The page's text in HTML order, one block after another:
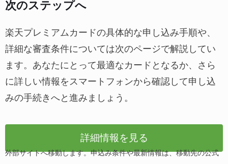
次のステップへ
楽天プレミアムカードの具体的な申し込み手順や、
詳細な審査条件については次のページで解説してい
ます。あなたにとって最適なカードとなるか、さら
に詳しい情報をスマートフォンから確認して申し込
みの手続きへと進みましょう。
詳細情報を見る
外部サイトへ移動します。申込み条件や最新情報は、移動先の公式